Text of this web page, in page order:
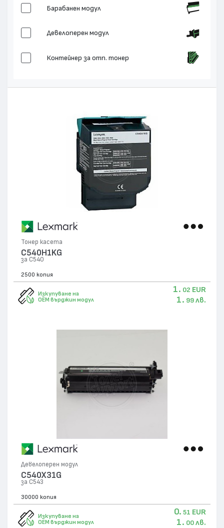
Барабанен модул
Девелоперен модул
Контейнер за отп. тонер
Тонер касета
C540H1KG
за C540
2500 копия
Изкупуване на
OEM върджин модул
1. 02 EUR
1. 99 лв.
Девелоперен модул
C540X31G
за C543
30000 копия
Изкупуване на
OEM върджин модул
0. 51 EUR
1. 00 лв.